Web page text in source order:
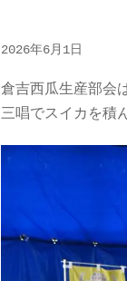
2026年6月1日
倉吉西瓜生産部会
三唱でスイカを積